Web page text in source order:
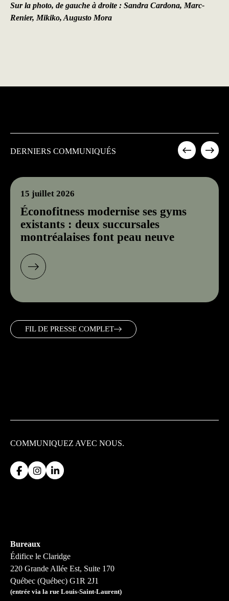
Sur la photo, de gauche à droite : Sandra Cardona, Marc-
Renier, Mikiko, Augusto Mora
DERNIERS COMMUNIQUÉS
Éconofitness modernise ses gyms
existants : deux succursales
montréalaises font peau neuve
15 juillet 2026
FIL DE PRESSE COMPLET
COMMUNIQUEZ AVEC NOUS.
Bureaux
Édifice le Claridge
220 Grande Allée Est, Suite 170
Québec (Québec) G1R 2J1
(entrée via la rue Louis-Saint-Laurent)